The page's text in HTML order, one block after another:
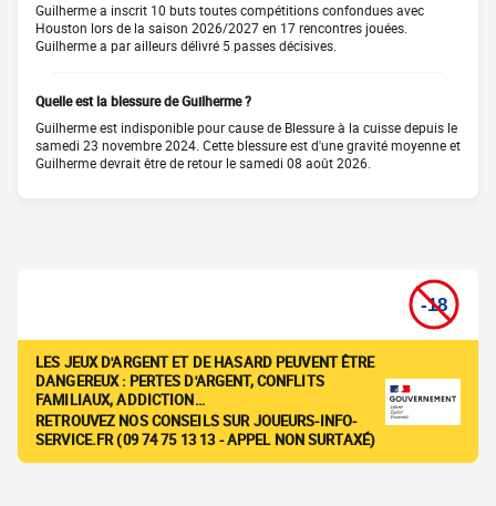
Guilherme a inscrit 10 buts toutes compétitions confondues avec
Houston lors de la saison 2026/2027 en 17 rencontres jouées.
Guilherme a par ailleurs délivré 5 passes décisives.
Quelle est la blessure de Guilherme ?
Guilherme est indisponible pour cause de Blessure à la cuisse depuis le
samedi 23 novembre 2024. Cette blessure est d'une gravité moyenne et
Guilherme devrait être de retour le samedi 08 août 2026.
LES JEUX D'ARGENT ET DE HASARD PEUVENT ÊTRE
DANGEREUX : PERTES D'ARGENT, CONFLITS
FAMILIAUX, ADDICTION…
RETROUVEZ NOS CONSEILS SUR JOUEURS-INFO-
SERVICE.FR (09 74 75 13 13 - APPEL NON SURTAXÉ)